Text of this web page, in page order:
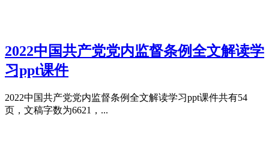
2022中国共产党党内监督条例全文解读学
习ppt课件
2022中国共产党党内监督条例全文解读学习ppt课件共有54
页，文稿字数为6621，...